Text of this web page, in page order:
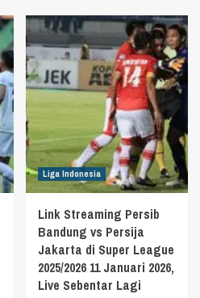
Liga Indonesia
Link Streaming Persib
Bandung vs Persija
Jakarta di Super League
2025/2026 11 Januari 2026,
Live Sebentar Lagi